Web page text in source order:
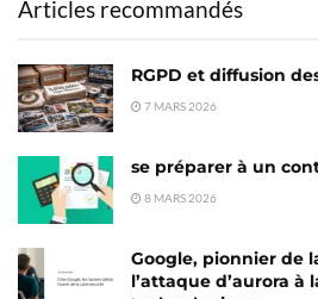
Articles recommandés
RGPD et diffusion
7 MARS 2026
se préparer à un
8 MARS 2026
Google, pionnier de
l’attaque d’aurora à